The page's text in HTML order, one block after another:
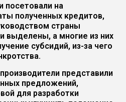
посетовали на
полученных кредитов,
страны
выделены, а многие из них
субсидий, из-за чего
представили
предложений,
для разработки